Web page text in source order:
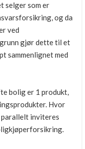
selger som er
og da
ved
gjør dette til et
sammenlignet med
bolig er 1 produkt,
Hvor
inviteres